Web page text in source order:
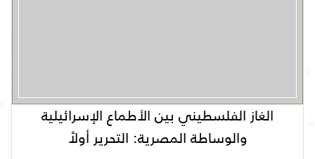
الغاز الفلسطيني بين الأطماع الإسرائيلية
والوساطة المصرية: التحرير أولاً